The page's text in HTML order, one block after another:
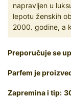
napravljen u
lepotu ženskih
2000. godine, a
Preporučuje se
Parfem je
Zapremina i tip: